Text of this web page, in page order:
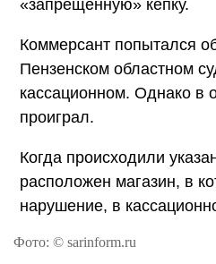
«запрещенную» кепку.
Коммерсант попытался
Пензенском областном
кассационном. Однако в
проиграл.
Когда происходили
расположен магазин, в
нарушение, в
Фото: © sarinform.ru